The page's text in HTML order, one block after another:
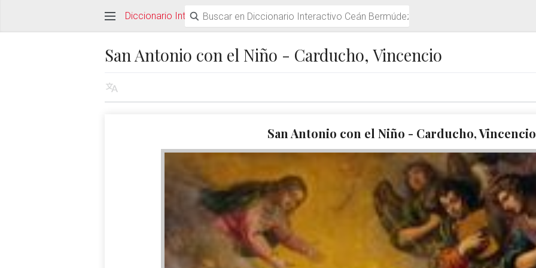
Diccionario Interactivo Ceán Bermúdez
San Antonio con el Niño - Carducho, Vincencio
San Antonio con el Niño - Carducho, Vincencio